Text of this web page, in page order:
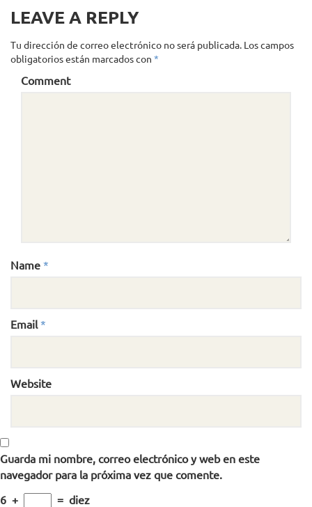
LEAVE A REPLY
Tu dirección de correo electrónico no será publicada. Los campos
obligatorios están marcados con *
Comment
Name *
Email *
Website
Guarda mi nombre, correo electrónico y web en este
navegador para la próxima vez que comente.
6 + = diez